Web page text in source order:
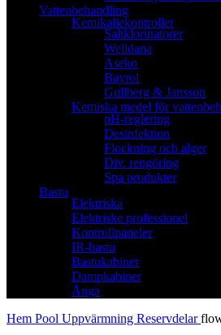
Vattenbehandling
Kemikaliekontroller
Saltklorinatorer
Welldana
Aseko
Bayrol
Gullberg & Jansson
Kemiska medel för
pH-reglering
Desinfektion
Flockning och alger
Div. rengöring
Spa produkter
Bastu
Elektriska
Elektriske professionel
Kontrollpaneler
IR-bastu
Bastukabiner
Dampkabiner
Ånga
Hem Pool Uppvärmning Reservdelar